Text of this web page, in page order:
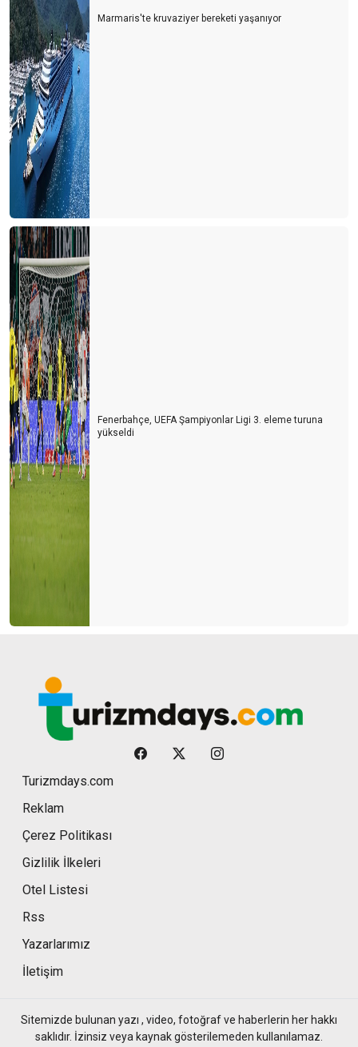
Marmaris'te kruvaziyer bereketi yaşanıyor
Fenerbahçe, UEFA Şampiyonlar Ligi 3. eleme turuna
yükseldi
Turizmdays.com
Reklam
Çerez Politikası
Gizlilik İlkeleri
Otel Listesi
Rss
Yazarlarımız
İletişim
Sitemizde bulunan yazı , video, fotoğraf ve haberlerin her hakkı
saklıdır. İzinsiz veya kaynak gösterilemeden kullanılamaz.